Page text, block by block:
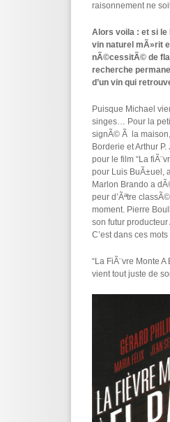
raisonnement ne
Alors voila : et si le
vin naturel mÃ»rit
nÃ©cessitÃ© de
recherche
d’un vin qui
Puisque Michael
singes… Pour la
signÃ© Ã la
Borderie et Arthur
pour le film “La
pour Luis BuÃ±uel,
Marlon Brando a
peur d’Ãªtre
moment. Pierre
son futur
C’est dans ces
“La FiÃ¨vre Monte
vient tout juste de